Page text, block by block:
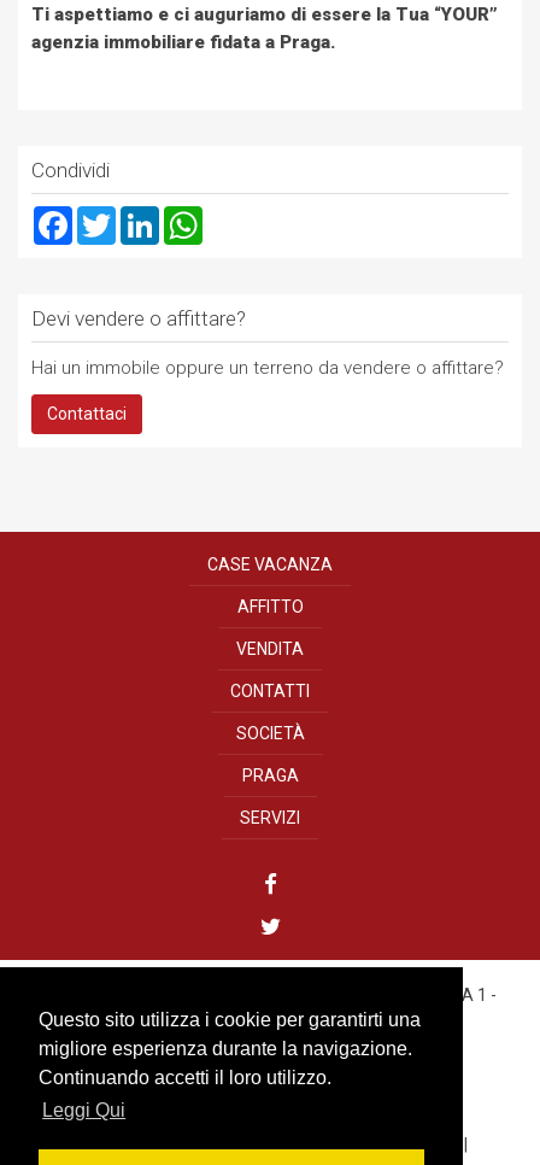
Questo sito utilizza i cookie per garantirti una
migliore esperienza durante la navigazione.
Continuando accetti il loro utilizzo.
Leggi Qui
Ti aspettiamo e ci auguriamo di essere la Tua “YOUR”
agenzia immobiliare fidata a Praga.
Condividi
Facebook
TwitterLinkedIn
Devi vendere o affittare?
Hai un immobile oppure un terreno da vendere o affittare?
Contattaci
CASE VACANZA
AFFITTO
VENDITA
CONTATTI
SOCIETÀ
PRAGA
SERVIZI
- Bílkova, 11 - 110 00 PRAHA 1 -
CZECH REPUBLIC
Tel. +420 222 310 499